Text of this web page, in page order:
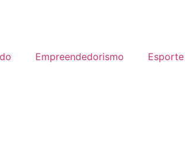
Empreendedorismo Esporte